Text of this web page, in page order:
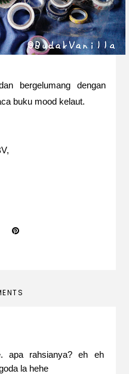
bergelumang dengan
buku mood kelaut.
apa rahsianya? eh eh
la hehe